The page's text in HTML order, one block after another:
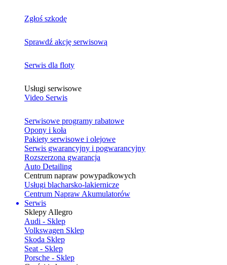
Zgłoś szkodę
Sprawdź akcję serwisową
Serwis dla floty
Usługi serwisowe
Video Serwis
Serwisowe programy rabatowe
Opony i koła
Pakiety serwisowe i olejowe
Serwis gwarancyjny i pogwarancyjny
Rozszerzona gwarancja
Auto Detailing
Centrum napraw powypadkowych
Usługi blacharsko-lakiernicze
Centrum Napraw Akumulatorów
Serwis
Sklepy Allegro
Audi - Sklep
Volkswagen Sklep
Skoda Sklep
Seat - Sklep
Porsche - Sklep